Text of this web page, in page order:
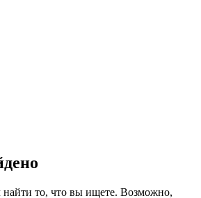
то, что вы ищете. Возможно,